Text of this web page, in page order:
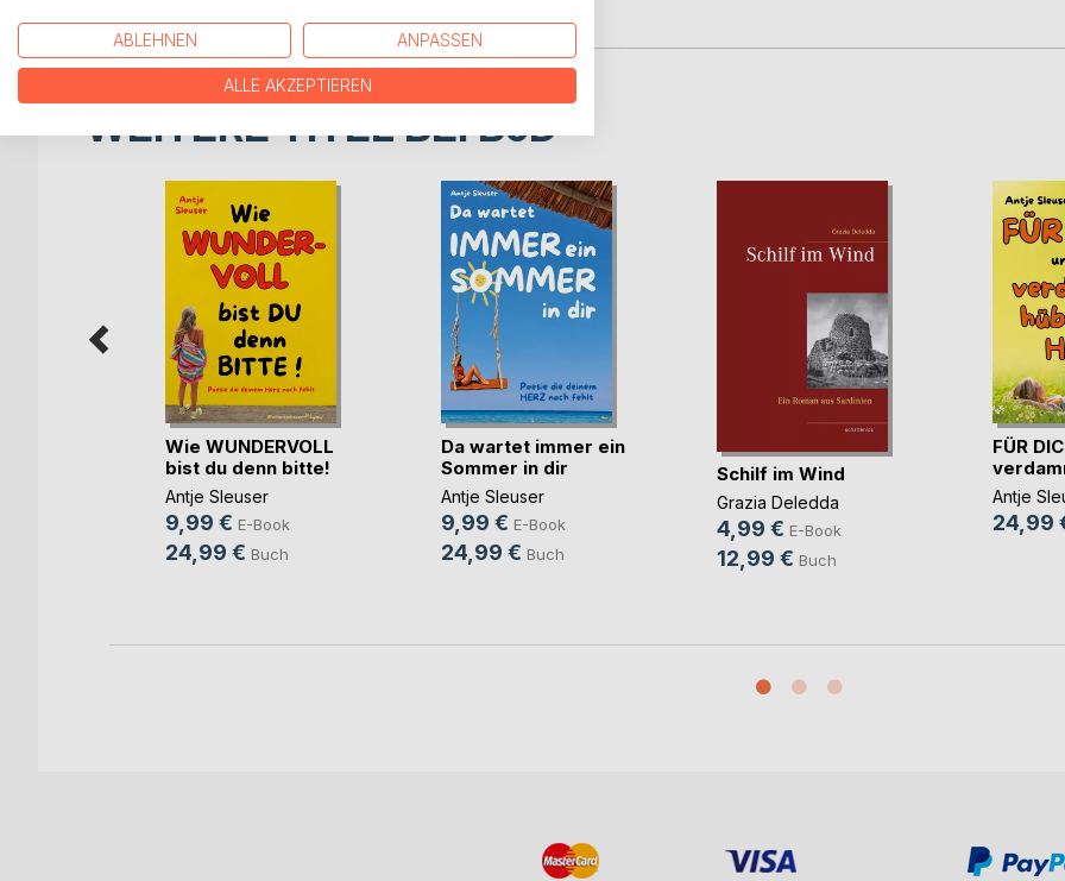
WEITERE TITEL BEIBoD
Wie WUNDERVOLL
bist du denn bitte!
Antje Sleuser
9,99 € E-Book
24,99 € Buch
Da wartet immer ein
Sommer in dir
Antje Sleuser
9,99 € E-Book
24,99 € Buch
Schilf im Wind
Grazia Deledda
4,99 € E-Book
12,99 € Buch
FÜR
Antje
24,99
ABLEHNEN ANPASSEN
ALLE AKZEPTIEREN